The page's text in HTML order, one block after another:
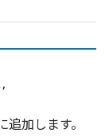
加します。